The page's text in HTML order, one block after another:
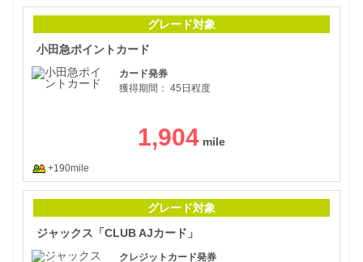
グレード対象
小田急ポイントカード
カード発券
獲得期間： 45日程度
1,904
+190mile
グレード対象
ジャックス「CLUB AJカード」
クレジットカード発券